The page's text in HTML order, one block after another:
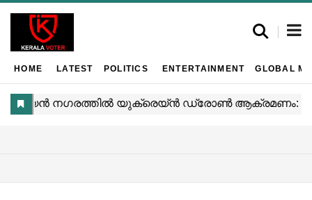
HOME LATEST POLITICS ENTERTAINMENT GLOBAL